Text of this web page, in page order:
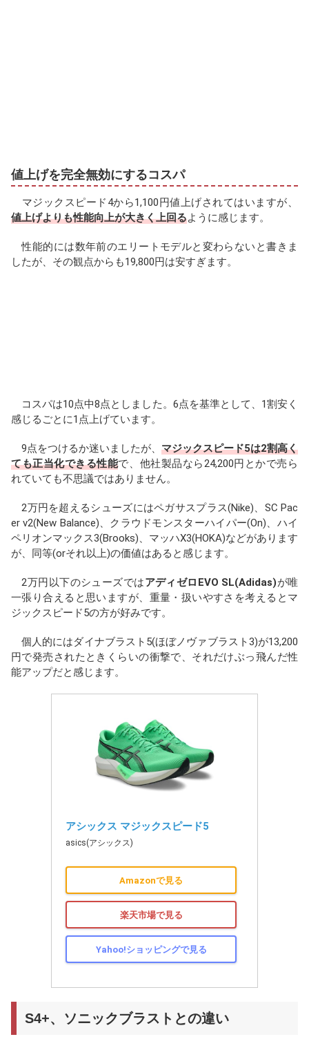
値上げを完全無効にするコスパ
マジックスピード4から1,100円値上げされてはいますが、
値上げよりも性能向上が大きく上回るように感じます。
性能的には数年前のエリートモデルと変わらないと書きま
したが、その観点からも19,800円は安すぎます。
コスパは10点中8点としました。6点を基準として、1割安く
感じるごとに1点上げています。
9点をつけるか迷いましたが、 マジックスピード5は2割高く
ても正当化できる性能で、他社製品なら24,200円とかで売ら
れていても不思議ではありません。
2万円を超えるシューズにはペガサスプラス(Nike)、SC Pac
er v2(New Balance)、クラウドモンスターハイパー(On)、ハイ
ペリオンマックス3(Brooks)、マッハX3(HOKA)などがあります
が、同等(orそれ以上)の価値はあると感じます。
2万円以下のシューズではアディゼロEVO SL(Adidas)が唯
一張り合えると思いますが、重量・扱いやすさを考えるとマ
ジックスピード5の方が好みです。
個人的にはダイナブラスト5(ほぼノヴァブラスト3)が13,200
円で発売されたときくらいの衝撃で、それだけぶっ飛んだ性
能アップだと感じます。
アシックス マジックスピード5
asics(アシックス)
Amazonで見る
楽天市場で見る
Yahoo!ショッピングで見る
S4+、ソニックブラストとの違い